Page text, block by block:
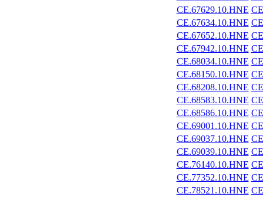
CE.67629.10.HNE
CE.67634.10.HNE
CE.67652.10.HNE
CE.67942.10.HNE
CE.68034.10.HNE
CE.68150.10.HNE
CE.68208.10.HNE
CE.68583.10.HNE
CE.68586.10.HNE
CE.69001.10.HNE
CE.69037.10.HNE
CE.69039.10.HNE
CE.76140.10.HNE
CE.77352.10.HNE
CE.78521.10.HNE